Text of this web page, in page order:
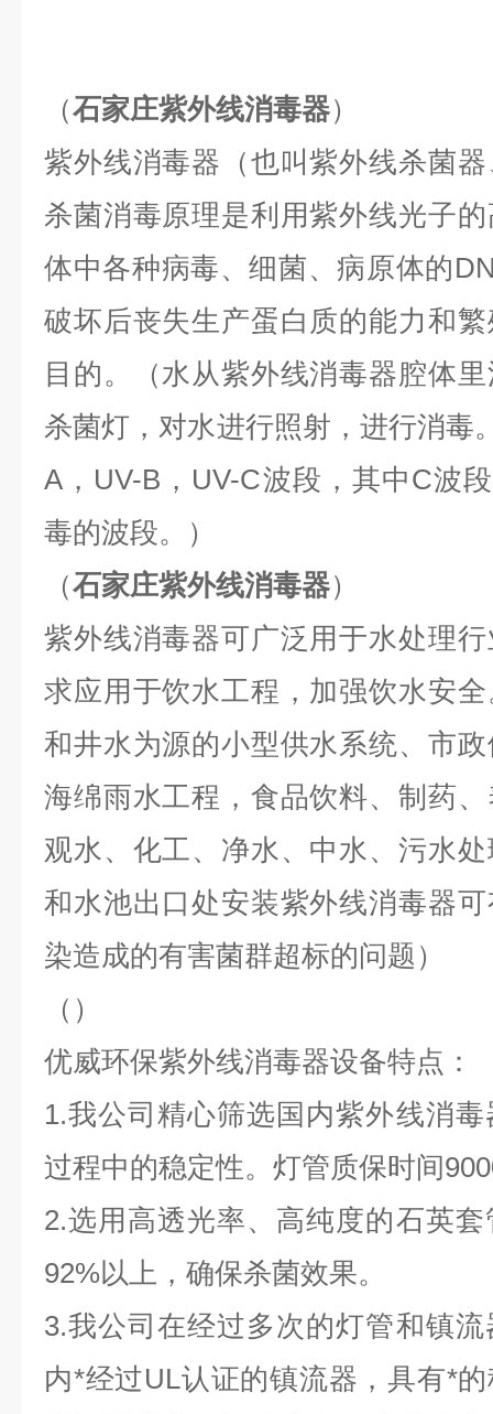
（石家庄紫外线消毒器）
紫外线消毒器（也叫紫外线杀菌
杀菌消毒原理是利用紫外线光子
体中各种病毒、细菌、病原体的
破坏后丧失生产蛋白质的能力和
目的。（水从紫外线消毒器腔体
杀菌灯，对水进行照射，进行消毒
A，UV-B，UV-C波段，其中C波
毒的波段。）
（石家庄紫外线消毒器）
紫外线消毒器可广泛用于水处理
求应用于饮水工程，加强饮水安
和井水为源的小型供水系统、市
海绵雨水工程，食品饮料、制药
观水、化工、净水、中水、污水
和水池出口处安装紫外线消毒器
染造成的有害菌群超标的问题）
（ ）​
优威环保紫外线消毒器设备特点：
1.我公司精心筛选国内紫外线消
过程中的稳定性。灯管质保时间
2.选用高透光率、高纯度的石英
92%以上，确保杀菌效果。
3.我公司在经过多次的灯管和镇
内*经过UL认证的镇流器，具有*